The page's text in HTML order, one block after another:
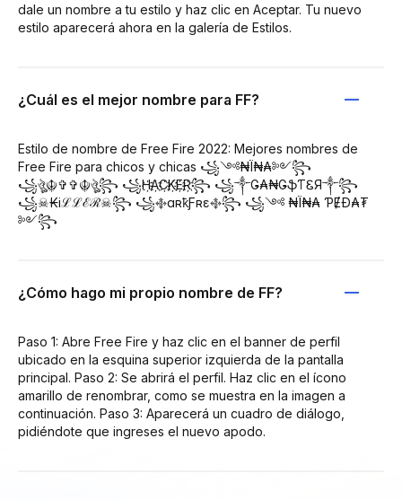
dale un nombre a tu estilo y haz clic en Aceptar. Tu nuevo
estilo aparecerá ahora en la galería de Estilos.
¿Cuál es el mejor nombre para FF?
Estilo de nombre de Free Fire 2022: Mejores nombres de
Free Fire para chicos y chicas ꧁༺₦Ї₦₳༻꧂
꧁ঔৣ☬✞✞☬ঔৣ꧂ ꧁H҉A҉C҉K҉E҉R҉꧂ ꧁༒Ǥ₳₦ǤֆƬᏋЯ༒꧂
꧁☠︎₭iℒℒℰℛ☠︎꧂ ꧁࿇ɑʀҟƑʀɛ࿇꧂ ꧁༺ ₦Ї₦₳ ƤɆĐ₳₮
༻꧂
¿Cómo hago mi propio nombre de FF?
Paso 1: Abre Free Fire y haz clic en el banner de perfil
ubicado en la esquina superior izquierda de la pantalla
principal. Paso 2: Se abrirá el perfil. Haz clic en el ícono
amarillo de renombrar, como se muestra en la imagen a
continuación. Paso 3: Aparecerá un cuadro de diálogo,
pidiéndote que ingreses el nuevo apodo.